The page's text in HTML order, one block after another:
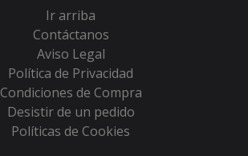
Ir arriba
Contáctanos
Aviso Legal
Política de Privacidad
Condiciones de Compra
Desistir de un pedido
Políticas de Cookies